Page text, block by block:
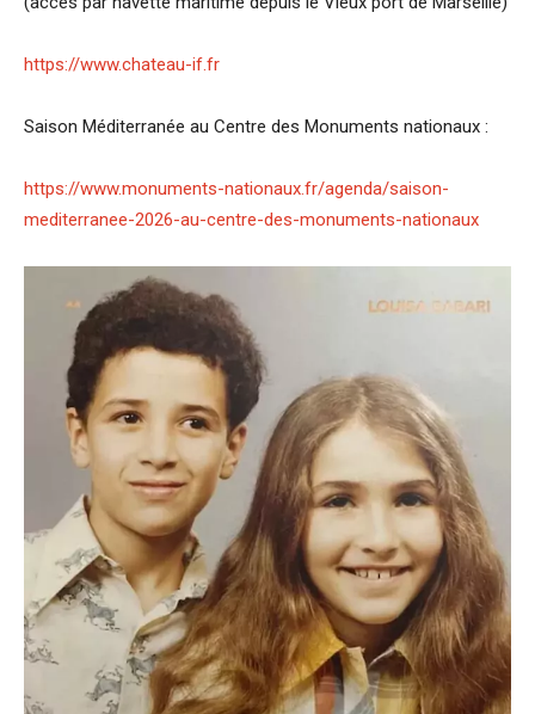
https://www.chateau-if.fr
Saison Méditerranée au Centre des Monuments nationaux :
https://www.monuments-nationaux.fr/agenda/saison-
mediterranee-2026-au-centre-des-monuments-nationaux